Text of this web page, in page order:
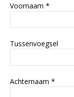
Voornaam *
Tussenvoegsel
Achternaam *